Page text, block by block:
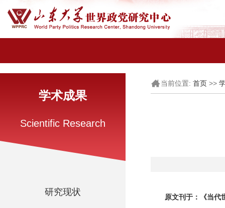
学术成果
Scientific Research
研究现状
当前位置: 首页 >>
原文刊于：《当代